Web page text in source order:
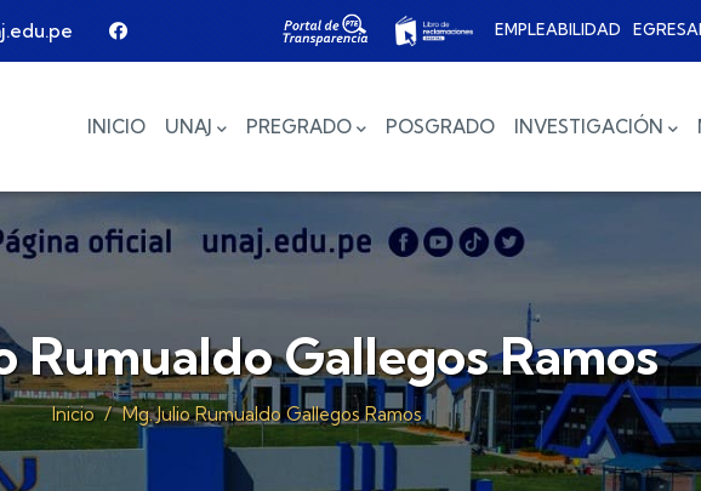
EMPLEABILIDAD
INICIO UNAJ PREGRADO POSGRADO INVESTIGACIÓN
Rumualdo Gallegos Ramos
Inicio / Mg. Julio Rumualdo Gallegos Ramos